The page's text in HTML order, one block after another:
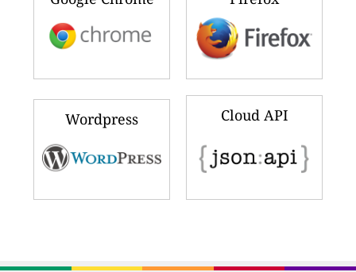
Wordpress Cloud API